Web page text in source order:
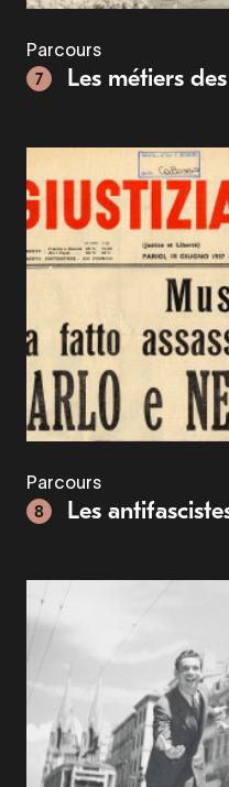
Parcours
7
Les métiers
Parcours
8
Les